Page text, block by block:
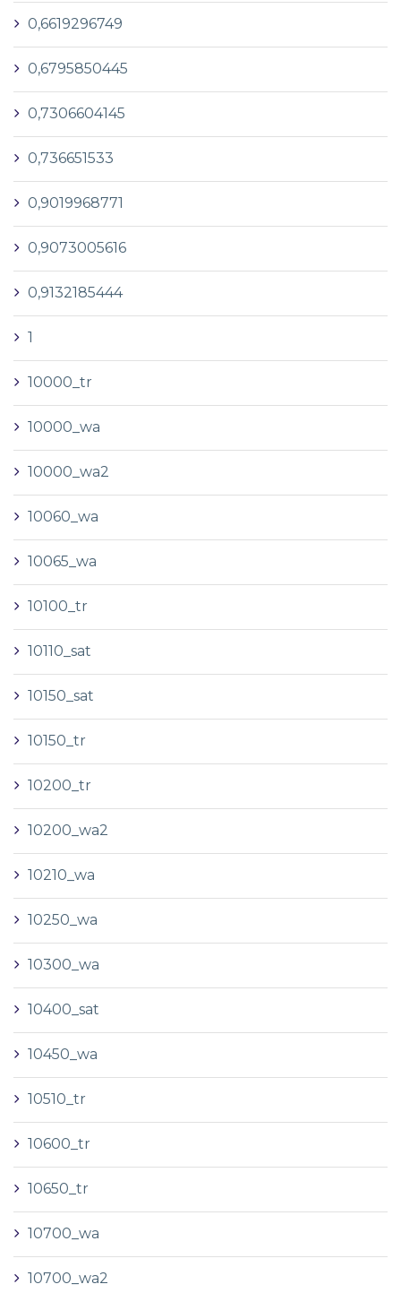
0,6619296749
0,6795850445
0,7306604145
0,736651533
0,9019968771
0,9073005616
0,9132185444
1
10000_tr
10000_wa
10000_wa2
10060_wa
10065_wa
10100_tr
10110_sat
10150_sat
10150_tr
10200_tr
10200_wa2
10210_wa
10250_wa
10300_wa
10400_sat
10450_wa
10510_tr
10600_tr
10650_tr
10700_wa
10700_wa2